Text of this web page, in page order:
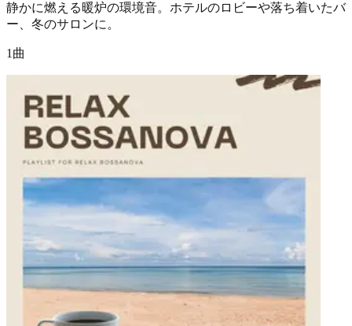
静かに燃える暖炉の環境音。ホテルのロビーや落ち着いたバ
ー、冬のサロンに。
1曲